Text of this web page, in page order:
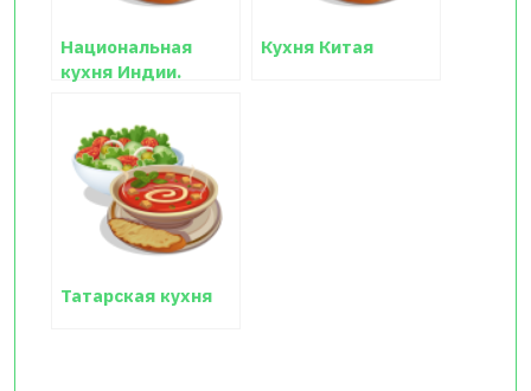
Национальная
кухня Индии.
особенности
Кухня Китая
Татарская кухня